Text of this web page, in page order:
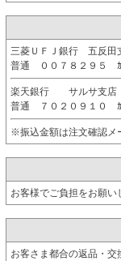
三菱ＵＦＪ銀行 五反
普通 ００７８２９５ ｶﾌ
楽天銀行 サルサ支店
普通 ７０２０９１０ ｶﾌ
※振込金額は注文確認メ
お客様でご負担をお願い
お客さま都合の返品・交